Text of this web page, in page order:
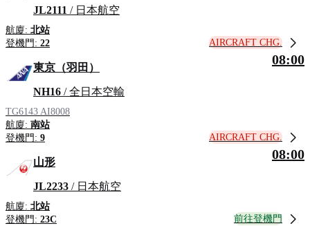
JL2111 / 日本航空
航廈: 北站
登機門: 22 AIRCRAFT CHG.
東京（羽田）
NH16 / 全日本空輸
TG6143 AI8008
航廈: 南站
登機門: 9
08:00
AIRCRAFT CHG.
山形
JL2233 / 日本航空
航廈: 北站
登機門: 23C
08:00
前往登機門